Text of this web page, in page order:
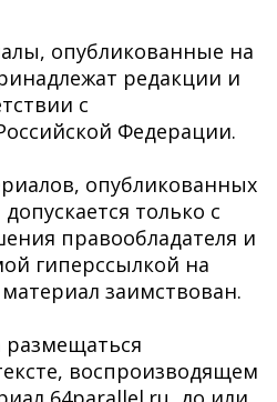
опубликованные на
редакции и
с
Федерации.
опубликованных
только с
правообладателя и
гиперссылкой на
заимствован.
размещаться
воспроизводящем